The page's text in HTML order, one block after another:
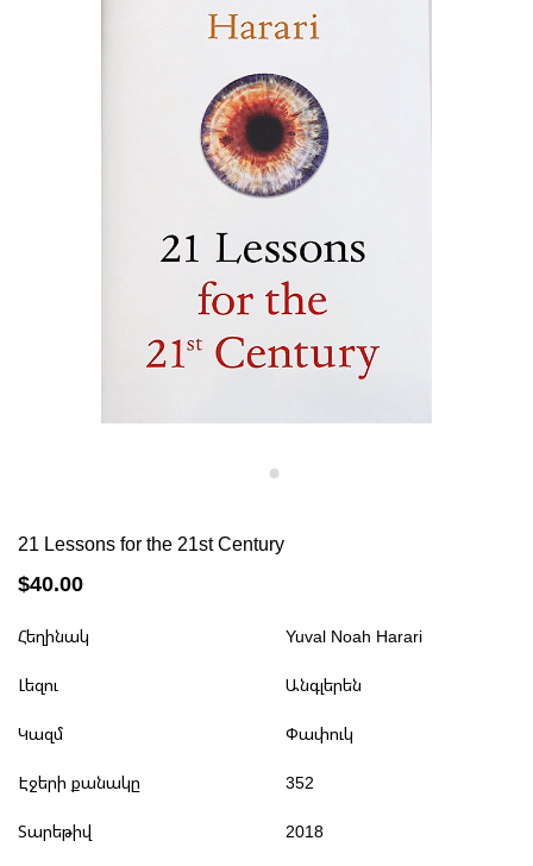
21 Lessons for the 21st Century
$40.00
Հեղինակ Yuval Noah Harari
Լեզու Անգլերեն
Կազմ Փափուկ
Էջերի քանակը 352
Տարեթիվ 2018